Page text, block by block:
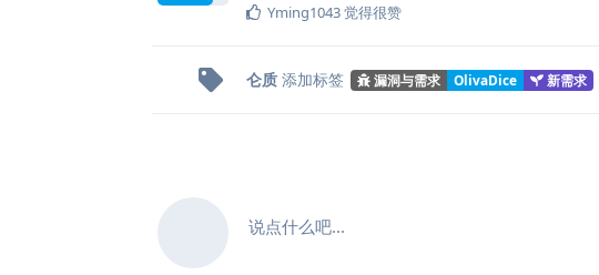
Yming1043觉得很赞
仑质 添加标签 漏洞与需求 OlivaDice 新需求
说点什么吧...